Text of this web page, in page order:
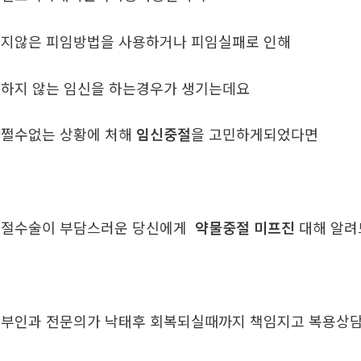
않은 피임방법을 사용하거나 피임실패로 인해
지 않는 임신을 하는경우가 생기는데요
수없는 상황에 처해 임신중절을 고민하게되었다면
수술이 부담스러운 당신에게 약물중절 미프진 대해 알
인과 전문의가 낙태후 회복되실때까지 책임지고 복용상